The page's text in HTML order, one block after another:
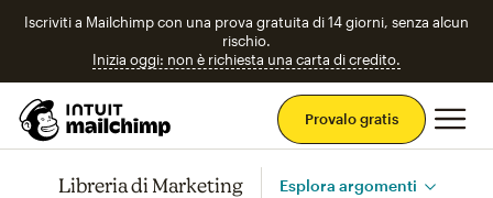
Iscriviti a Mailchimp con una prova gratuita di 14 giorni, senza alcun
rischio.
Inizia oggi: non è richiesta una carta di credito.
Provalo gratis
Libreria di Marketing Esplora argomenti